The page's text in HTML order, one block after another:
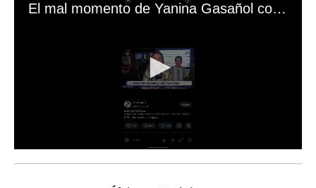
El mal momento de Yanina Gasañol con un hincha argentino en "Subrayado"
s